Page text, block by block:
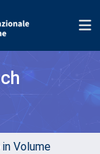
Volume